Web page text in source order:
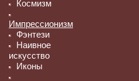
Космизм
Импрессионизм
Фэнтези
Наивное
искусство
Иконы